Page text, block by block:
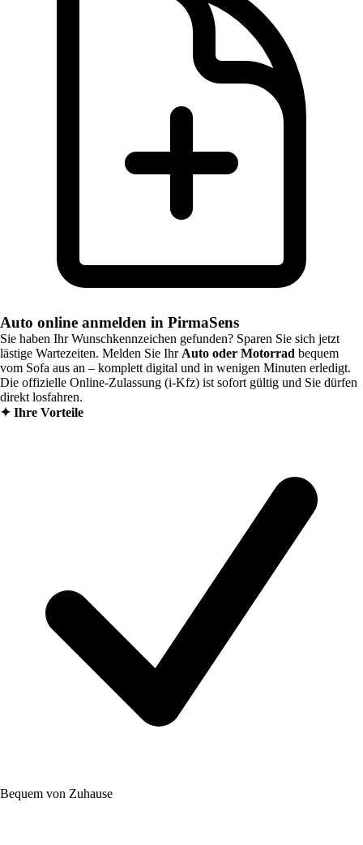
Auto online anmelden in PirmaSens
Sie haben Ihr Wunschkennzeichen gefunden? Sparen Sie sich jetzt
lästige Wartezeiten. Melden Sie Ihr Auto oder Motorrad bequem
vom Sofa aus an – komplett digital und in wenigen Minuten erledigt.
Die offizielle Online-Zulassung (i-Kfz) ist sofort gültig und Sie dürfen
direkt losfahren.
✦ Ihre Vorteile
Bequem von Zuhause